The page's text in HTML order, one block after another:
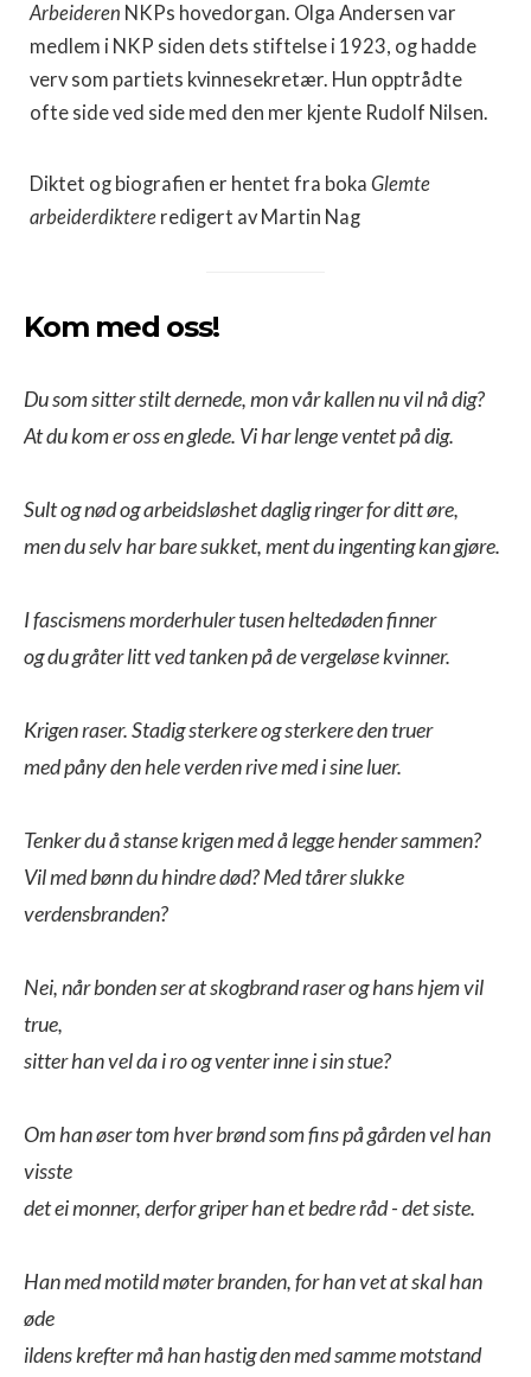
Arbeideren NKPs hovedorgan. Olga Andersen var
medlem i NKP siden dets stiftelse i 1923, og hadde
verv som partiets kvinnesekretær. Hun opptrådte
ofte side ved side med den mer kjente Rudolf Nilsen.
Diktet og biografien er hentet fra boka Glemte
arbeiderdiktere redigert av Martin Nag
Kom med oss!
Du som sitter stilt dernede, mon vår kallen nu vil nå dig?
At du kom er oss en glede. Vi har lenge ventet på dig.
Sult og nød og arbeidsløshet daglig ringer for ditt øre,
men du selv har bare sukket, ment du ingenting kan gjøre.
I fascismens morderhuler tusen heltedøden finner
og du gråter litt ved tanken på de vergeløse kvinner.
Krigen raser. Stadig sterkere og sterkere den truer
med påny den hele verden rive med i sine luer.
Tenker du å stanse krigen med å legge hender sammen?
Vil med bønn du hindre død? Med tårer slukke
verdensbranden?
Nei, når bonden ser at skogbrand raser og hans hjem vil
true,
sitter han vel da i ro og venter inne i sin stue?
Om han øser tom hver brønd som fins på gården vel han
visste
det ei monner, derfor griper han et bedre råd - det siste.
Han med motild møter branden, for han vet at skal han
øde
ildens krefter må han hastig den med samme motstand